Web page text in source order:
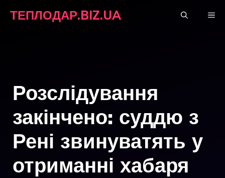
ТЕПЛОДАР.BIZ.UA
Розслідування
закінчено: суддю з
Рені звинуватять у
отриманні хабаря